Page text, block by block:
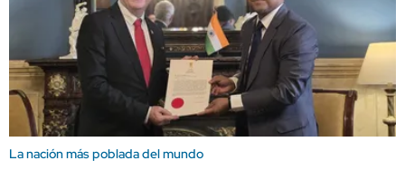
La nación más poblada del mundo